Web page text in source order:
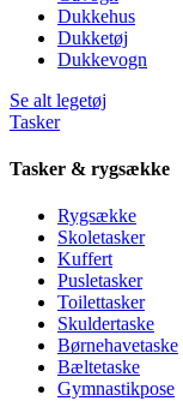
Dukkehus
Dukketøj
Dukkevogn
Se alt legetøj
Tasker
Tasker & rygsække
Rygsække
Skoletasker
Kuffert
Pusletasker
Toilettasker
Skuldertaske
Børnehavetaske
Bæltetaske
Gymnastikpose